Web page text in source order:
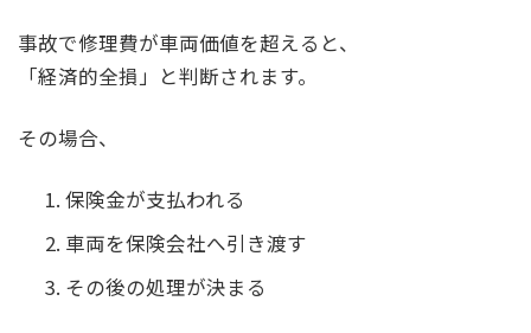
事故で修理費が車両価値を超えると、
「経済的全損」と判断されます。
その場合、
保険金が支払われる
車両を保険会社へ引き渡す
その後の処理が決まる